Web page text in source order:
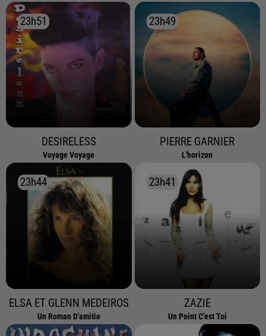
23h51
23h51
DESIRELESS
Voyage Voyage
23h49
23h49
PIERRE GARNIER
L'horizon
23h44
23h44
ELSA ET GLENN MEDEIROS
Un Roman D'amitie
23h41
23h41
ZAZIE
Un Point C'est Toi